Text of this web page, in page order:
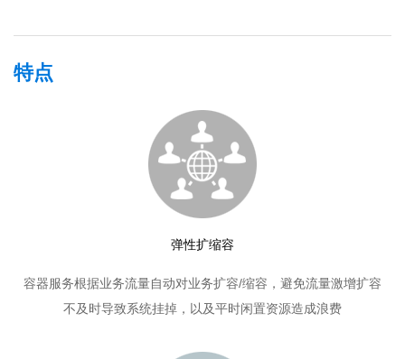
特点
弹性扩缩容
容器服务根据业务流量自动对业务扩容/缩容，避免流量激增扩容
不及时导致系统挂掉，以及平时闲置资源造成浪费